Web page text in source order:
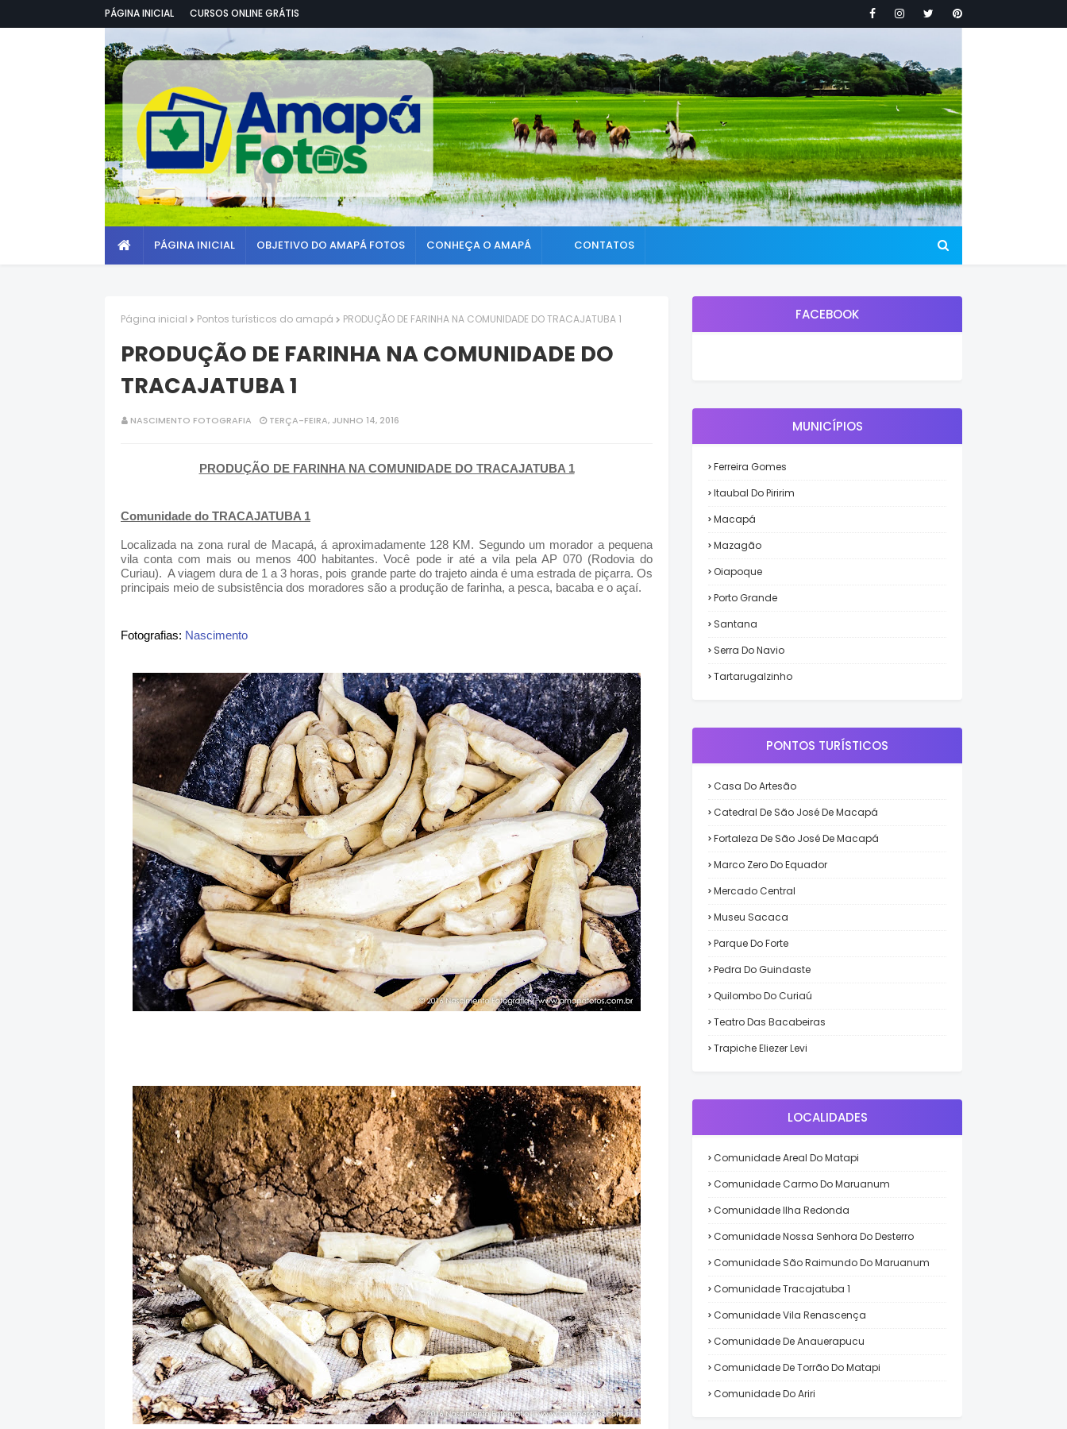
PÁGINA INICIAL CURSOS ONLINE GRÁTIS
PÁGINA INICIAL OBJETIVO DO AMAPÁ FOTOS CONHEÇA O AMAPÁ CONTATOS
Página inicial Pontos turísticos do amapá PRODUÇÃO DE FARINHA NA COMUNIDADE DO TRACAJATUBA 1
PRODUÇÃO DE FARINHA NA COMUNIDADE DO
TRACAJATUBA 1
NASCIMENTO FOTOGRAFIA TERÇA-FEIRA, JUNHO 14, 2016
PRODUÇÃO DE FARINHA NA COMUNIDADE DO TRACAJATUBA 1
Comunidade do TRACAJATUBA 1
Localizada na zona rural de Macapá, á aproximadamente 128 KM. Segundo um morador a pequena
vila conta com mais ou menos 400 habitantes. Você pode ir até a vila pela AP 070 (Rodovia do
Curiau).  A viagem dura de 1 a 3 horas, pois grande parte do trajeto ainda é uma estrada de piçarra. Os
principais meio de subsistência dos moradores são a produção de farinha, a pesca, bacaba e o açaí.
Fotografias: Nascimento
FACEBOOK
MUNICÍPIOS
Ferreira Gomes
Itaubal Do Piririm
Macapá
Mazagão
Oiapoque
Porto Grande
Santana
Serra Do Navio
Tartarugalzinho
PONTOS TURÍSTICOS
Casa Do Artesão
Catedral De São José De Macapá
Fortaleza De São José De Macapá
Marco Zero Do Equador
Mercado Central
Museu Sacaca
Parque Do Forte
Pedra Do Guindaste
Quilombo Do Curiaú
Teatro Das Bacabeiras
Trapiche Eliezer Levi
LOCALIDADES
Comunidade Areal Do Matapi
Comunidade Carmo Do Maruanum
Comunidade Ilha Redonda
Comunidade Nossa Senhora Do Desterro
Comunidade São Raimundo Do Maruanum
Comunidade Tracajatuba 1
Comunidade Vila Renascença
Comunidade De Anauerapucu
Comunidade De Torrão Do Matapi
Comunidade Do Ariri